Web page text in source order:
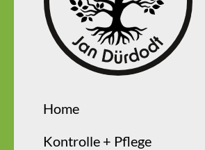
Home
Kontrolle + Pflege